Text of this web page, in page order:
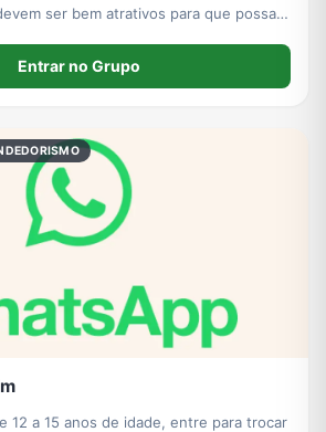
ser bem atrativos para que possa
Entrar no Grupo
12 a 15 anos de idade, entre para trocar